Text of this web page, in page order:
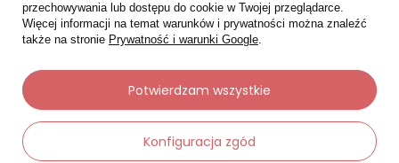
Moje zamówienia
Status zamówienia
Śledzenie przesyłki
przechowywania lub dostępu do cookie w Twojej przeglądarce.
Więcej informacji na temat warunków i prywatności można znaleźć
także na stronie Prywatność i warunki Google.
Konfiguracja zgód
Potwierdzam wszystkie